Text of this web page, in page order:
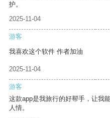
护。
2025-11-04
游客
我喜欢这个软件 作者加油
2025-11-04
游客
这款app是我旅行的好帮手，让我
人情。